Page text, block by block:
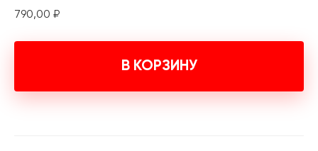
790,00 ₽
В КОРЗИНУ